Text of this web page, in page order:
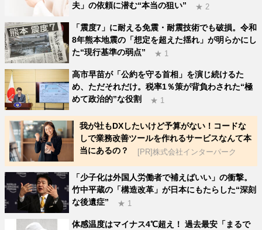
夫」の依頼に潜む“本当の狙い”
★ 2
「震度7」に耐える免震・耐震技術でも破損。令和
8年熊本地震の「想定を超えた揺れ」が明らかにし
た“現行基準の弱点”
★ 1
高市早苗が「公約を守る首相」を演じ続けるた
め、ただそれだけ。税率1％策が背負わされた“極
めて政治的”な役割
★ 1
我が社もDXしたいけど予算がない！コードな
しで業務改善ツールを作れるサービスなんて本
当にあるの？
[PR]株式会社インターパーク
「少子化は外国人労働者で補えばいい」の衝撃。
竹中平蔵の「構造改革」が日本にもたらした“深刻
な後遺症”
★ 1
体感温度はマイナス4℃超え！ 過去最安「まるで